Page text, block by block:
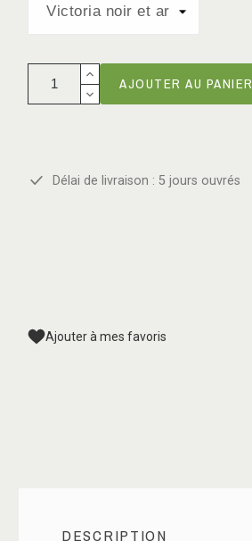
AJOUTER AU PANIER
Délai de livraison : 5 jours ouvrés
Ajouter à mes favoris
DESCRIPTION